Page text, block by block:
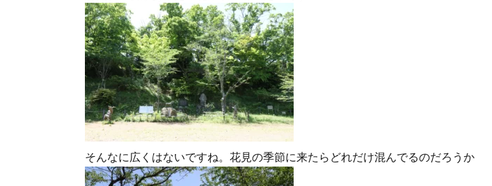
そんなに広くはないですね。花見の季節に来たらどれだけ混んでるのだろうか